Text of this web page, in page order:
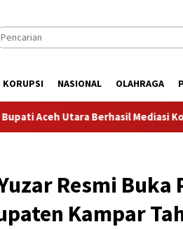
KORUPSI NASIONAL OLAHRAGA
Mediasi Konflik PTPN Dengan
Resmi Buka
Kampar